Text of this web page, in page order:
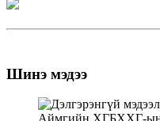
Шинэ мэдээ